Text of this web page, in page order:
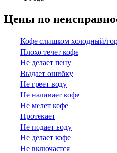
Цены по
Кофе слишком холодный/
Плохо течет кофе
Не делает пену
Выдает ошибку
Не греет воду
Не наливает кофе
Не мелет кофе
Протекает
Не подает воду
Не делает кофе
Не включается